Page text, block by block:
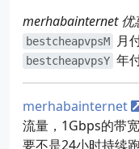
merhabainternet 优
bestcheapvpsM 月
bestcheapvpsY 年
merhabainternet
流量，1Gbps的带
要不是24小时持续